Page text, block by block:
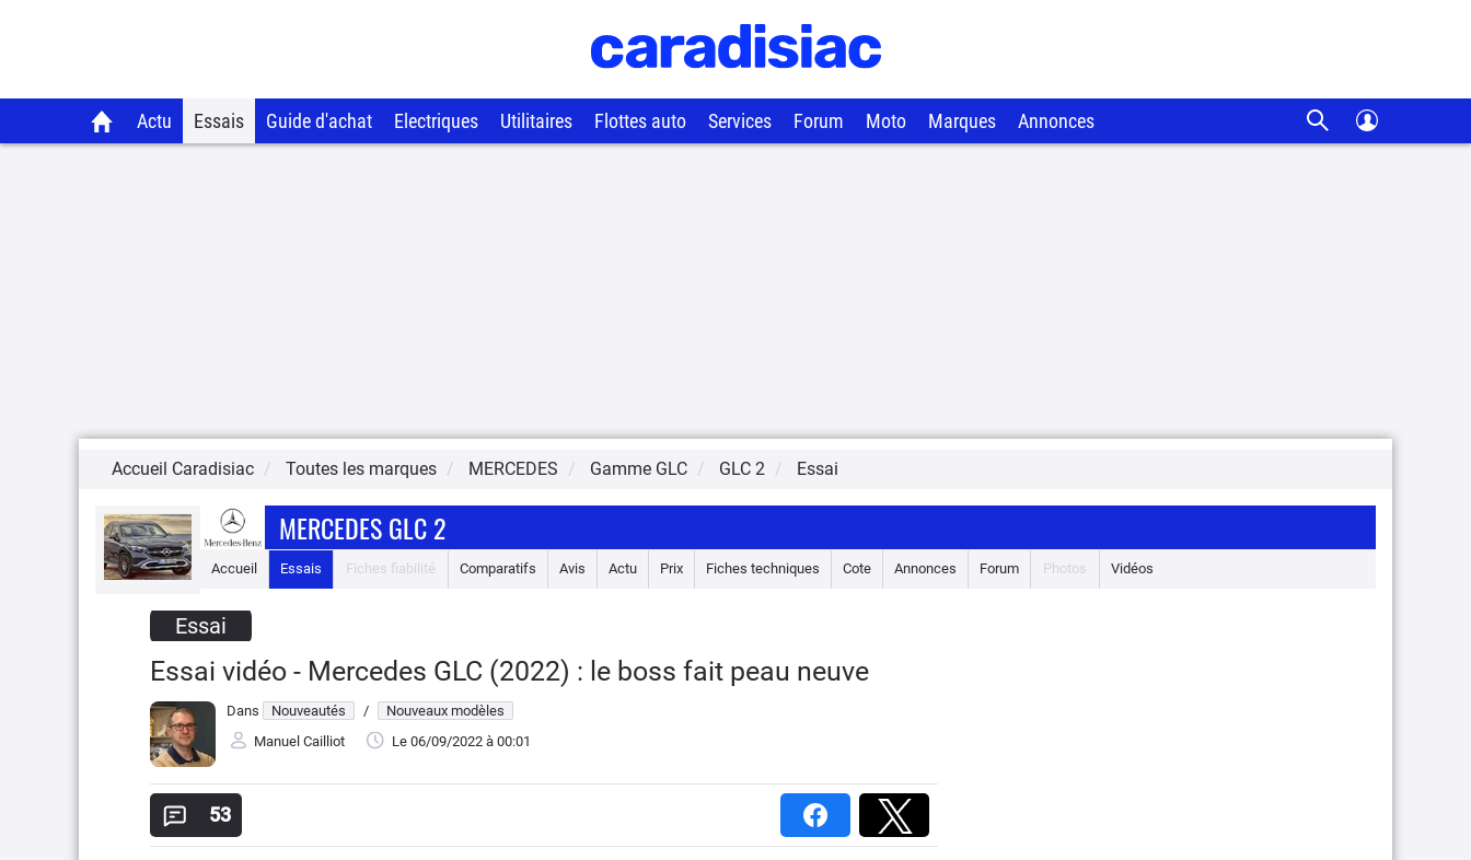
Actu Essais Guide d'achat Electriques Utilitaires Flottes auto Services Forum Moto Marques Annonces
Accueil Caradisiac Toutes les marques MERCEDES Gamme GLC GLC 2 Essai
MERCEDES GLC 2
Accueil Essais Fiches fiabilité Comparatifs Avis Actu Prix Fiches techniques Cote Annonces Forum Photos Vidéos
Essai
Essai vidéo - Mercedes GLC (2022) : le boss fait peau neuve
Dans Nouveautés /
Nouveaux modèles
Manuel Cailliot
Le 06/09/2022 à 00:01
53